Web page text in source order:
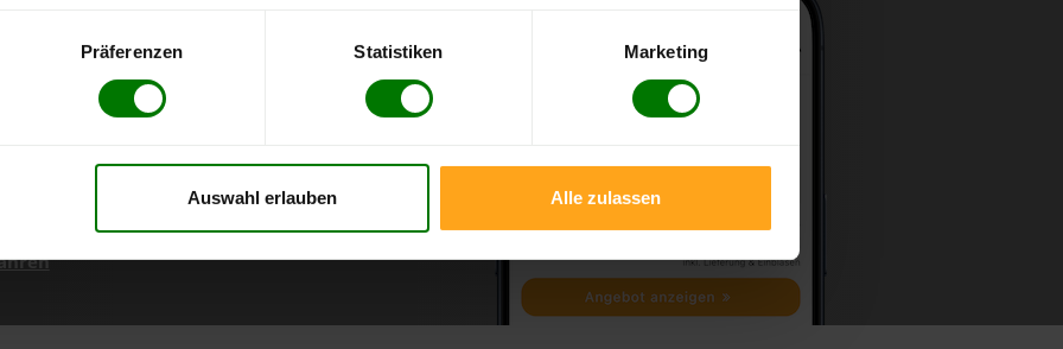
Präferenzen Statistiken Marketing
Auswahl erlauben Alle zulassen
direkt online bestellen
aktuellen Stand